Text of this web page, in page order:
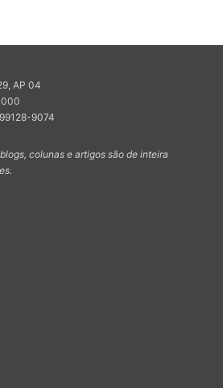
AP 04
000
9074
colunas e artigos são de inteira